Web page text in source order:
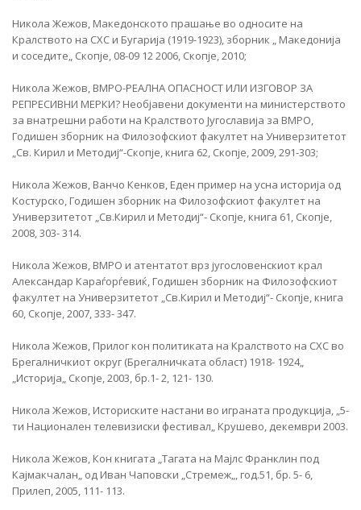
Никола Жежов, Македонското прашање во односите на
Кралството на СХС и Бугарија (1919-1923), зборник „ Македонија
и соседите„ Скопје, 08-09 12 2006, Скопје, 2010;
Никола Жежов, ВМРО-РЕАЛНА ОПАСНОСТ ИЛИ ИЗГОВОР ЗА
РЕПРЕСИВНИ МЕРКИ? Необјавени документи на министерството
за внатрешни работи на Кралството Југославија за ВМРО,
Годишен зборник на Филозофскиот факултет на Универзитетот
„Св. Кирил и Методиј“-Скопје, книга 62, Скопје, 2009, 291-303;
Никола Жежов, Ванчо Кенков, Еден пример на усна историја од
Костурско, Годишен зборник на Филозофскиот факултет на
Универзитетот „Св.Кирил и Методиј“- Скопје, книга 61, Скопје,
2008, 303- 314.
Никола Жежов, ВМРО и атентатот врз југословенскиот крал
Александар Караѓорѓевиќ, Годишен зборник на Филозофскиот
факултет на Универзитетот „Св.Кирил и Методиј“- Скопје, книга
60, Скопје, 2007, 333- 347.
Никола Жежов, Прилог кон политиката на Кралството на СХС во
Брегалничкиот округ (Брегалничката област) 1918- 1924„
„Историја„ Скопје, 2003, бр.1- 2, 121- 130.
Никола Жежов, Историските настани во играната продукција, „5-
ти Национален телевизиски фестивал„ Крушево, декември 2003.
Никола Жежов, Кон книгата „Тагата на Мајлс Франклин под
Кајмакчалан„ од Иван Чаповски „Стремеж„, год.51, бр. 5- 6,
Прилеп, 2005, 111- 113.